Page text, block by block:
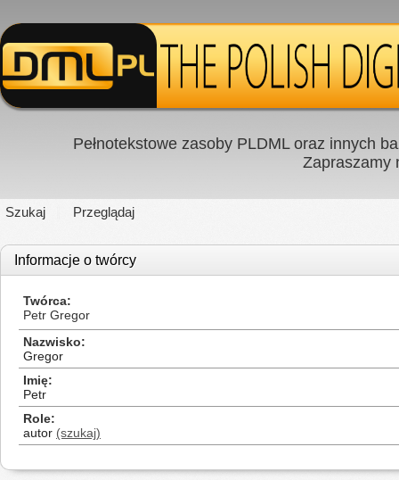
Pełnotekstowe zasoby PLDML oraz innych
Zapraszamy
Szukaj Przeglądaj
Informacje o twórcy
Twórca
Petr Gregor
Nazwisko
Gregor
Imię
Petr
Role
autor (szukaj)